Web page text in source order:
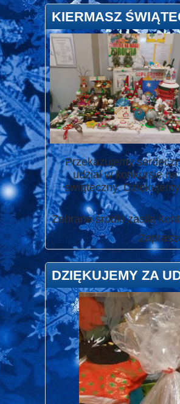
KIERMASZ
Przekazujemy
udział w konkursie
świąteczny.
Zebrane środki zasilą
DZIĘKUJEMY ZA